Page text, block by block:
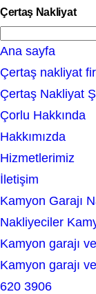
Çertaş Nakliyat
e
a
r
c
h
Ana sayfa
Çertaş nakliyat
Çertaş Nakliyat
Çorlu Hakkında
Hakkımızda
Hizmetlerimiz
İletişim
Kamyon Garajı
Nakliyeciler
Kamyon garajı
Kamyon garajı
620 3906